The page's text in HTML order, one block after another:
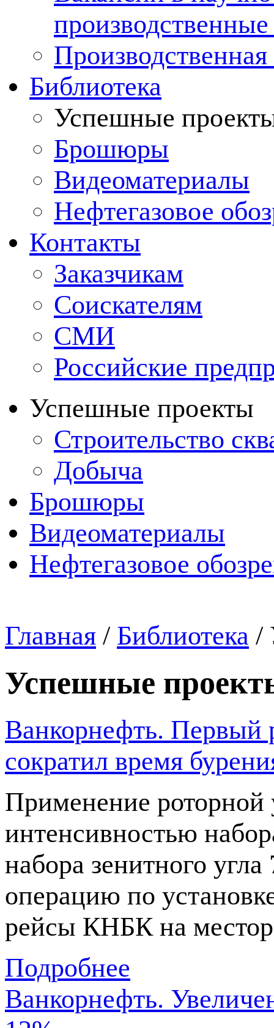
Производственная
Библиотека
Успешные
Брошюры
Видеоматериалы
Нефтегазовое
Контакты
Заказчикам
Соискателям
СМИ
Российские
Успешные проекты
Строительство
Добыча
Брошюры
Видеоматериалы
Нефтегазовое
Главная / Библиотека /
Успешные
Ванкорнефть. Первый
сократил время
Применение роторной
интенсивностью
набора зенитного
операцию по
рейсы КНБК на
Подробнее
Ванкорнефть.